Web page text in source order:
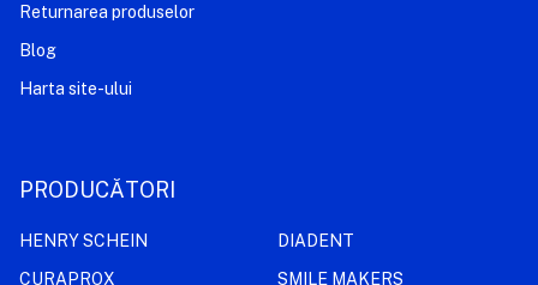
Returnarea produselor
Blog
Harta site-ului
PRODUCĂTORI
HENRY SCHEIN
CURAPROX
DIADENT
SMILE MAKERS